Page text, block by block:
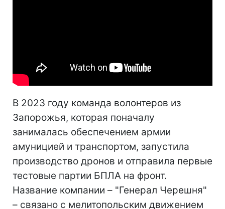
В 2023 году команда волонтеров из
Запорожья, которая поначалу
занималась обеспечением армии
амуницией и транспортом, запустила
производство дронов и отправила первые
тестовые партии БПЛА на фронт.
Название компании – "Генерал Черешня"
– связано с мелитопольским движением